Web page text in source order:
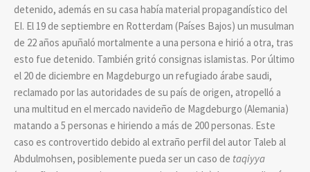
detenido, además en su casa había material propagandístico del
EI. El 19 de septiembre en Rotterdam (Países Bajos) un musulman
de 22 años apuñaló mortalmente a una persona e hirió a otra, tras
esto fue detenido. También gritó consignas islamistas. Por último
el 20 de diciembre en Magdeburgo un refugiado árabe saudi,
reclamado por las autoridades de su país de origen, atropelló a
una multitud en el mercado navideño de Magdeburgo (Alemania)
matando a 5 personas e hiriendo a más de 200 personas. Este
caso es controvertido debido al extraño perfil del autor Taleb al
Abdulmohsen, posiblemente pueda ser un caso de taqiyya